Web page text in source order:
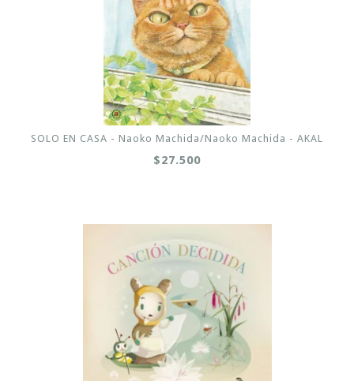
SOLO EN CASA - Naoko Machida/Naoko Machida - AKAL
$27.500